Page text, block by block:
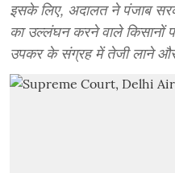
इसके लिए, अदालत ने पंजाब
का उल्लंघन करने वाले किसानों
उपकर के संग्रह में तेजी लाने